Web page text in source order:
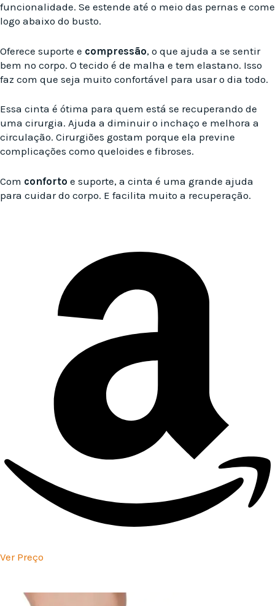
funcionalidade. Se estende até o meio das pernas e come
logo abaixo do busto.
Oferece suporte e compressão, o que ajuda a se sentir
bem no corpo. O tecido é de malha e tem elastano. Isso
faz com que seja muito confortável para usar o dia todo.
Essa cinta é ótima para quem está se recuperando de
uma cirurgia. Ajuda a diminuir o inchaço e melhora a
circulação. Cirurgiões gostam porque ela previne
complicações como queloides e fibroses.
Com conforto e suporte, a cinta é uma grande ajuda
para cuidar do corpo. E facilita muito a recuperação.
Ver Preço